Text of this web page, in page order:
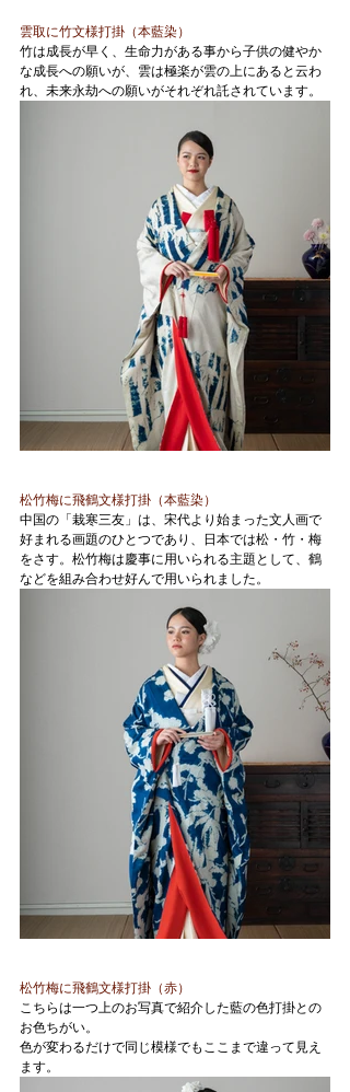
雲取に竹文様打掛（本藍染）
竹は成長が早く、生命力がある事から子供の健やか
な成長への願いが、雲は極楽が雲の上にあると云わ
れ、未来永劫への願いがそれぞれ託されています。
松竹梅に飛鶴文様打掛（本藍染）
中国の「栽寒三友」は、宋代より始まった文人画で
好まれる画題のひとつであり、日本では松・竹・梅
をさす。松竹梅は慶事に用いられる主題として、鶴
などを組み合わせ好んで用いられました。
松竹梅に飛鶴文様打掛（赤）
こちらは一つ上のお写真で紹介した藍の色打掛との
お色ちがい。
色が変わるだけで同じ模様でもここまで違って見え
ます。